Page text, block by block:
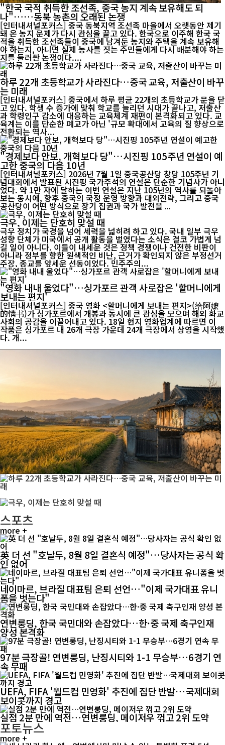
"한국 국적 취득한 조선족, 중국 농지 계속 보유해도 되
나"……동북 농촌의 오래된 논쟁
[인터내셔널포커스] 중국 동북지역 조선족 마을에서 오랫동안 제기
돼 온 농지 문제가 다시 관심을 끌고 있다. 한국으로 이주해 한국 국
적을 취득한 조선족들이 중국에 남겨둔 농지와 주택을 계속 보유해
야 하는지, 아니면 실제 농사를 짓는 주민들에게 다시 배분해야 하는
지를 둘러싼 논쟁이다....
하루 22개 초등학교가 사라진다…중국 교육, 저출산이 바꾸
는 미래
[인터내셔널포커스] 중국에서 하루 평균 22개의 초등학교가 문을 닫
고 있다. 학생 수 증가에 맞춰 학교를 늘리던 시대가 끝나고, 저출산
과 학령인구 감소에 대응하는 교육체계 재편이 본격화되고 있다. 교
육계는 이를 단순한 폐교가 아닌 '규모 확대에서 교육의 질 향상으로
전환되는 역사...
"경제보다 안보, 개혁보다 당"…시진핑 105주년 연설이 예
고한 중국의 다음 10년
[인터내셔널포커스] 2026년 7월 1일 중국공산당 창당 105주년 기
념대회에서 발표된 시진핑 국가주석의 연설은 단순한 기념사가 아니
었다. 약 1만 자에 달하는 이번 연설은 지난 105년의 역사를 되돌아
보는 동시에, 향후 중국의 국정 운영 방향과 대외전략, 그리고 중국
공산당이 어떤 방식으로 장기 집권과 국가 발전을 ...
극우, 이제는 단호히 맞설 때
극우 정치가 국경을 넘어 세력을 넓히려 하고 있다. 국내 일부 극우
성향 단체가 미국에서 공개 활동을 벌였다는 소식은 결코 가볍게 넘
길 일이 아니다. 이들이 내세운 것은 정책 경쟁이나 건전한 비판이
아니라 정부를 향한 원색적인 비난, 근거가 확인되지 않은 부정선거
주장, 종교를 앞세운 선동이었다. 민주주의...
"영화 내내 울었다"…싱가포르 관객 사로잡은 '할머니에게
보내는 편지'
[인터내셔널포커스] 중국 영화 <할머니에게 보내는 편지>(给阿嬷
的情书)가 싱가포르에서 개봉과 동시에 큰 관심을 모으며 해외 화교
사회의 공감을 이끌어내고 있다. 18일 현지 영화업계에 따르면 이
작품은 싱가포르 내 26개 극장 가운데 24개 극장에서 상영을 시작했
다. 개...
스포츠
more +
英 더 선 "호날두, 8월 8일 결혼식 예정"…당사자는 공식 확
인 없어
네이마르, 브라질 대표팀 은퇴 선언…"이제 국가대표 유니
폼을 벗는다"
연변룽딩, 한국 국민대와 손잡았다…한·중 국제 축구인재
양성 본격화
97분 극장골! 연변룽딩, 난징시티와 1-1 무승부…6경기 연
속 무패
UEFA, FIFA '월드컵 민영화' 추진에 집단 반발…국제대회
보이콧까지 경고
실점 2분 만에 역전…연변룽딩, 메이저우 꺾고 2위 도약
포토뉴스
more +